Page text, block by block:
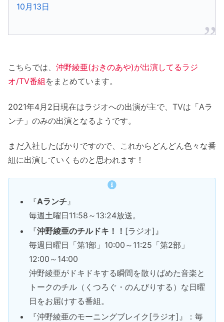
10月13日
こちらでは、 沖野綾亜(おきのあや)が出演してるラジ
オ/TV番組 をまとめています。
2021年4月2日現在はラジオへの出演が主で、TVは「Aラ
ンチ」のみの出演となるようです。
まだ入社したばかりですので、これからどんどん色々な番
組に出演していくものと思われます！
『Aランチ 』
毎週土曜日11:58～13:24放送。
『沖野綾亜のチルドキ！！ [ラジオ]』
毎週日曜日「第1部」10:00～11:25「第2部」
12:00～14:00
沖野綾亜がドキドキする瞬間を散りばめた音楽と
トークのチル（くつろぐ・のんびりする）な日曜
日をお届けする番組。
『沖野綾亜のモーニングブレイク[ラジオ]』：毎